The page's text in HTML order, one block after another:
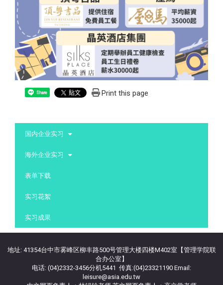
Share Print this page
国内企业实习
海外企业实习
表单下载
实习花絮
实习成果
地址: 41354台中市雾峰区柳丰路500号管理大楼四楼M402室【管理学院联
合办公室】
电话: (04)2332-3456分机5441 传真:(04)23321190 Email:
leisure@asia.edu.tw